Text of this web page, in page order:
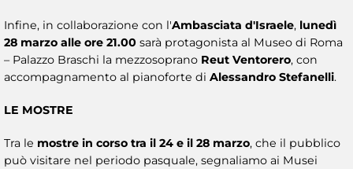
Infine, in collaborazione con l'Ambasciata d'Israele, lunedì
28 marzo alle ore 21.00 sarà protagonista al Museo di Roma
– Palazzo Braschi la mezzosoprano Reut Ventorero, con
accompagnamento al pianoforte di Alessandro Stefanelli.
LE MOSTRE
Tra le mostre in corso tra il 24 e il 28 marzo, che il pubblico
può visitare nel periodo pasquale, segnaliamo ai Musei